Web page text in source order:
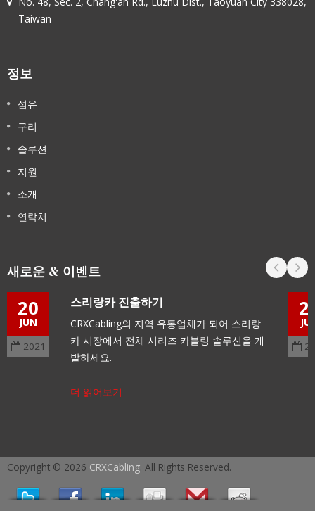
Taiwan
정보
섬유
구리
솔루션
지원
소개
연락처
새로운 & 이벤트
20
JUN
2021
스리랑카 진출하기
CRXCabling의 지역 유통업체가 되어 스리랑
카 시장에서 전체 시리즈 카블링 솔루션을 개
발하세요.
더 읽어보기
Copyright © 2026 CRXCabling. All Rights Reserved.